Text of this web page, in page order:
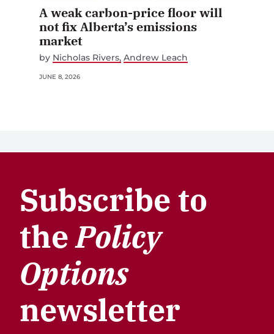
A weak carbon-price floor will
not fix Alberta’s emissions
market
by Nicholas Rivers Andrew Leach
JUNE 8, 2026
Subscribe to
thePolicy
Options
newsletter